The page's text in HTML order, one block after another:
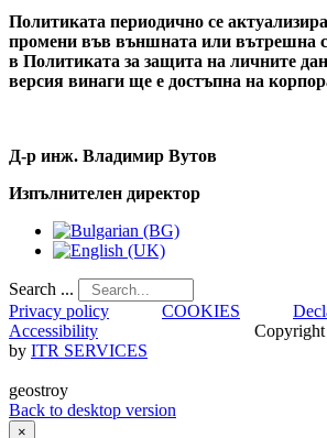
Политиката периодично се
промени във външната или вътрешна
в Политиката за защита на личните
версия винаги ще е достъпна на
Д-р инж. Владимир Вутов
Изпълнителен директор
Search ...
Privacy policy
COOKIES
Accessibility
by ITR SERVICES
geostroy
Back to desktop version
×